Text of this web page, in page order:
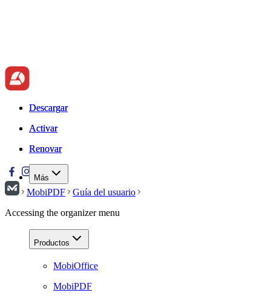
Descargar
Activar
Renovar
Más
Descargar
Activar
Renovar
MobiPDF
Guía del usuario
Accessing the organizer menu
Productos
MobiOffice
MobiPDF